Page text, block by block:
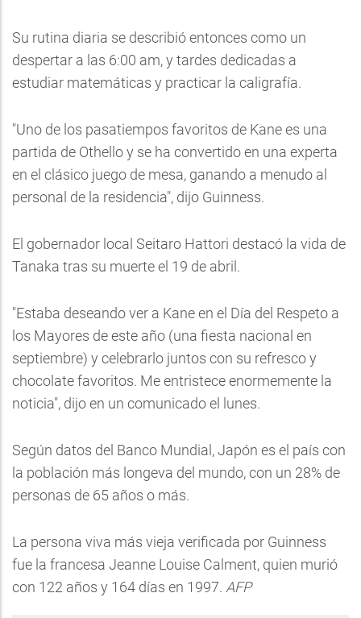
Su rutina diaria se describió entonces como un
despertar a las 6:00 am, y tardes dedicadas a
estudiar matemáticas y practicar la caligrafía.
"Uno de los pasatiempos favoritos de Kane es una
partida de Othello y se ha convertido en una experta
en el clásico juego de mesa, ganando a menudo al
personal de la residencia", dijo Guinness.
El gobernador local Seitaro Hattori destacó la vida de
Tanaka tras su muerte el 19 de abril.
"Estaba deseando ver a Kane en el Día del Respeto a
los Mayores de este año (una fiesta nacional en
septiembre) y celebrarlo juntos con su refresco y
chocolate favoritos. Me entristece enormemente la
noticia", dijo en un comunicado el lunes.
Según datos del Banco Mundial, Japón es el país con
la población más longeva del mundo, con un 28% de
personas de 65 años o más.
La persona viva más vieja verificada por Guinness
fue la francesa Jeanne Louise Calment, quien murió
con 122 años y 164 días en 1997. AFP